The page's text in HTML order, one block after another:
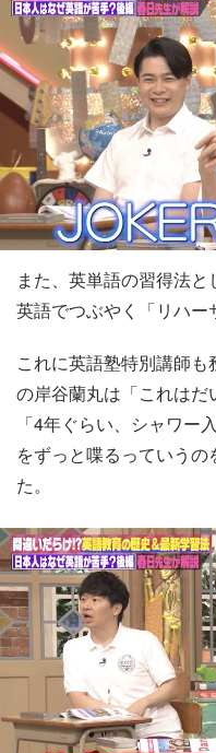
また、英単語の習得法
英語でつぶやく「リハー
これに英語塾特別講師
の岸谷蘭丸は「これはだ
「4年ぐらい、シャワー
をずっと喋るっていう
た。